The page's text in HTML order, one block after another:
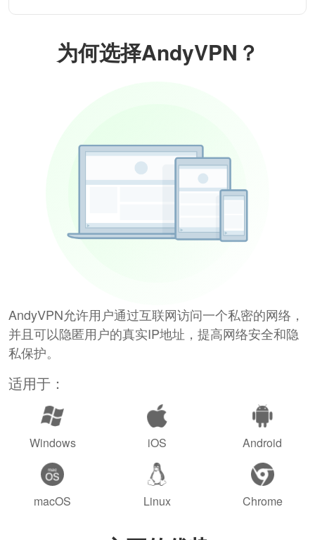
为何选择AndyVPN？
AndyVPN允许用户通过互联网访问一个私密的网络，
并且可以隐匿用户的真实IP地址，提高网络安全和隐
私保护。
适用于：
Windows iOS Android
macOS Linux Chrome